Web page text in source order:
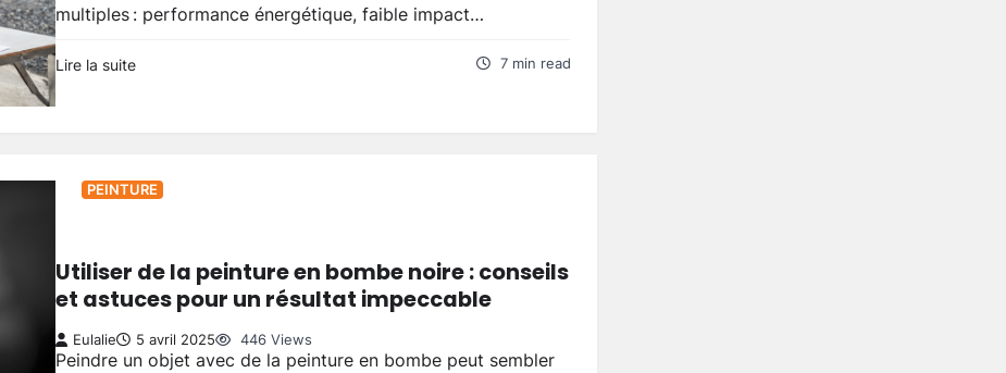
multiples : performance énergétique, faible impact…
Lire la suite 7 min read
PEINTURE
Utiliser de la peinture en bombe noire : conseils
et astuces pour un résultat impeccable
Eulalie 5 avril 2025 446 Views
Peindre un objet avec de la peinture en bombe peut sembler